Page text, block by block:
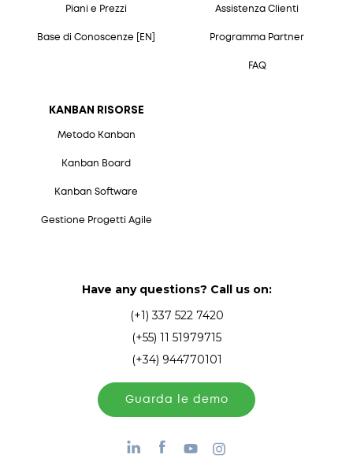
Piani e Prezzi
Base di Conoscenze [EN]
KANBAN RISORSE
Metodo Kanban
Kanban Board
Kanban Software
Gestione Progetti Agile
Assistenza Clienti
Programma Partner
FAQ
Have any questions? Call us on:
(+1) 337 522 7420
(+55) 11 51979715
(+34) 944770101
Guarda le demo